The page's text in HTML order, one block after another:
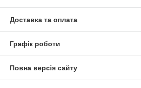
Доставка та оплата
Графік роботи
Повна версія сайту